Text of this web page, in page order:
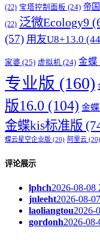
(22) 宝塔控制面板 (24) 帝
(22) 泛微Ecology9
(57) 用友U8+13.0
家婆 (25) 虚拟机 (24) 金蝶
专业版 (160)
版16.0 (104) 金
金蝶kis标准版
蝶云星空企业版 (20) 阿里云 (20)
评论展示
lphch2026-08-08
jnleeht2026-08-
laoliangtou2026-
gordonh2026-